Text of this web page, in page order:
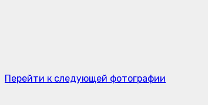
Перейти к следующей фотографии